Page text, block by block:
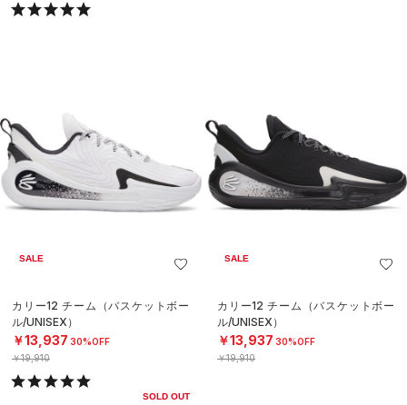
SALE
カリー12 チーム（バスケットボー
ル/UNISEX）
￥13,937 30%OFF
￥19,910
SOLD OUT
SALE
カリー12 チーム（バスケットボー
ル/UNISEX）
￥13,937 30%OFF
￥19,910